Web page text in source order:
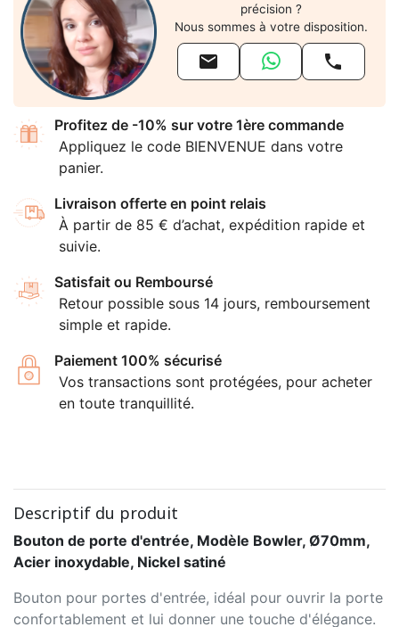
précision ?
Nous sommes à votre disposition.
 
Profitez de -10% sur votre 1ère commande
Appliquez le code BIENVENUE dans votre
panier.
Livraison offerte en point relais
À partir de 85 € d’achat, expédition rapide et
suivie.
Satisfait ou Remboursé
Retour possible sous 14 jours, remboursement
simple et rapide.
Paiement 100% sécurisé
Vos transactions sont protégées, pour acheter
en toute tranquillité.
Descriptif du produit
Bouton de porte d'entrée, Modèle Bowler, Ø70mm,
Acier inoxydable, Nickel satiné
Bouton pour portes d'entrée, idéal pour ouvrir la porte
confortablement et lui donner une touche d'élégance.